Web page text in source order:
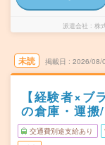
派遣会社 株
未読 掲載日 2026/08/
【経験者×ブ
の倉庫・運
交通費別途支給あり